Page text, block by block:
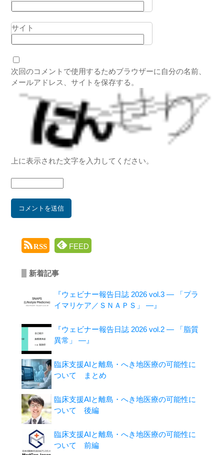
サイト
次回のコメントで使用するためブラウザーに自分の名前、
メールアドレス、サイトを保存する。
上に表示された文字を入力してください。
RSS FEED
新着記事
『ウェビナー報告日誌 2026 vol.3 ― 「プラ
イマリケア／ＳＮＡＰＳ」 ―』
『ウェビナー報告日誌 2026 vol.2 ― 「脂質
異常」 ―』
臨床支援AIと離島・へき地医療の可能性に
ついて まとめ
臨床支援AIと離島・へき地医療の可能性に
ついて 後編
臨床支援AIと離島・へき地医療の可能性に
ついて 前編